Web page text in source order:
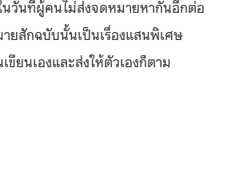
นวันที่ผู้คนไม่ส่งจดหมายหากันอีกต่อ
ยสักฉบับนั้นเป็นเรื่องแสนพิเศษ
ขียนเองและส่งให้ตัวเองก็ตาม